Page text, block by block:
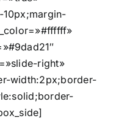
right»
width:2px;border-